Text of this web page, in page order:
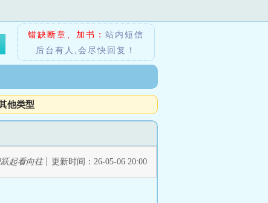
错缺断章、加书： 站内短信
后台有人,会尽快回复！
他类型
起看向往 更新时间：26-05-06 20:00